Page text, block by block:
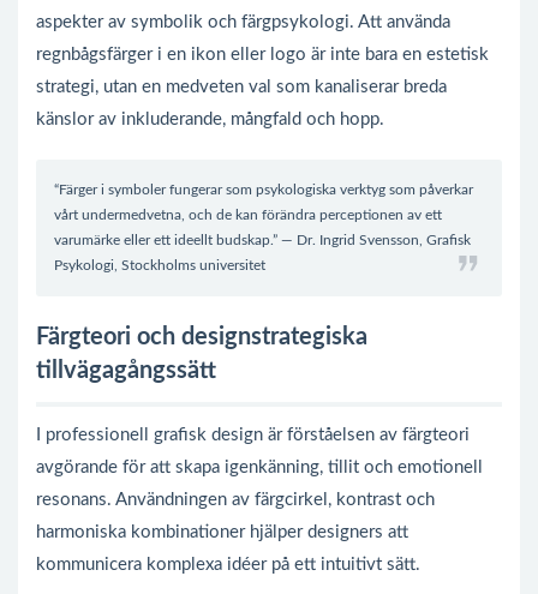
aspekter av symbolik och färgpsykologi. Att använda
regnbågsfärger i en ikon eller logo är inte bara en estetisk
strategi, utan en medveten val som kanaliserar breda
känslor av inkluderande, mångfald och hopp.
“Färger i symboler fungerar som psykologiska verktyg som påverkar
vårt undermedvetna, och de kan förändra perceptionen av ett
varumärke eller ett ideellt budskap.” — Dr. Ingrid Svensson, Grafisk
Psykologi, Stockholms universitet
Färgteori och designstrategiska
tillvägagångssätt
I professionell grafisk design är förståelsen av färgteori
avgörande för att skapa igenkänning, tillit och emotionell
resonans. Användningen av färgcirkel, kontrast och
harmoniska kombinationer hjälper designers att
kommunicera komplexa idéer på ett intuitivt sätt.